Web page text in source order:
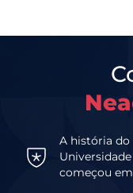
A história do
começou